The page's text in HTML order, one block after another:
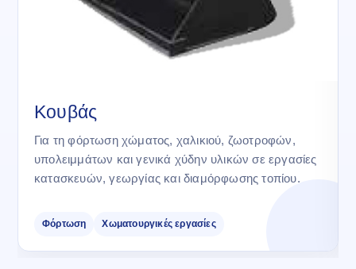
Κουβάς
Για τη φόρτωση χώματος, χαλικιού, ζωοτροφών,
υπολειμμάτων και γενικά χύδην υλικών σε εργασίες
κατασκευών, γεωργίας και διαμόρφωσης τοπίου.
Φόρτωση Χωματουργικές εργασίες